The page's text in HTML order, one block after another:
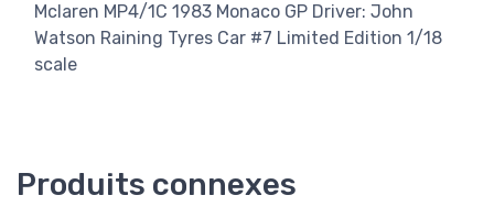
Mclaren MP4/1C 1983 Monaco GP Driver: John
Watson Raining Tyres Car #7 Limited Edition 1/18
scale
Produits connexes